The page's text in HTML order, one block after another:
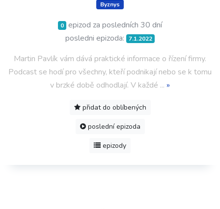
Byznys
0 epizod za posledních 30 dní
posledni epizoda: 7.1.2022
Martin Pavlík vám dává praktické informace o řízení firmy.
Podcast se hodí pro všechny, kteří podnikají nebo se k tomu
v brzké době odhodlají. V každé ... »
přidat do oblíbených
poslední epizoda
epizody